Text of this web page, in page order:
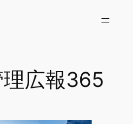
広報365